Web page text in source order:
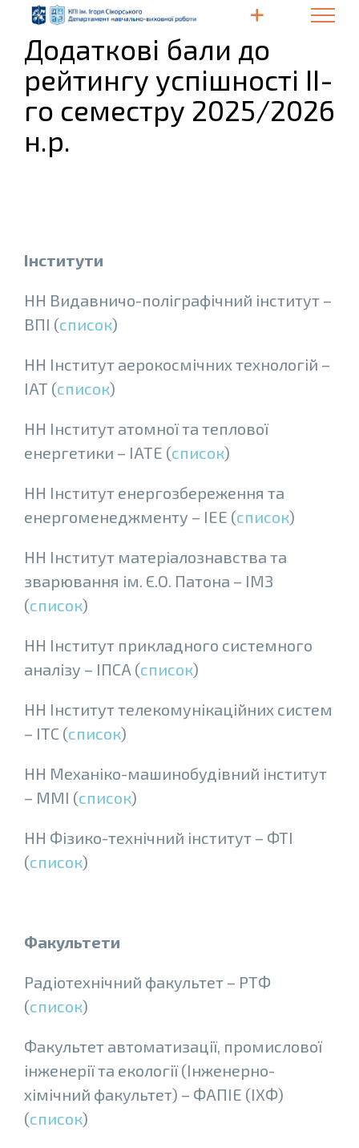
content
Додаткові бали до
рейтингу успішності ІІ-
го семестру 2025/2026
н.р.
Інститути
НН Видавничо-полiграфiчний інститут –
ВПІ (список)
НН Інститут аерокосмічних технологій –
ІАТ (список)
НН Інститут атомної та теплової
енергетики – ІАТЕ (список)
НН Інститут енергозбереження та
енергоменеджменту – ІЕЕ (список)
НН Інститут матеріалознавства та
зварювання ім. Є.О. Патона – ІМЗ
(список)
НН Інститут прикладного системного
аналiзу – ІПСА (список)
НН Iнститут телекомунiкацiйних систем
– ІТС (список)
НН Механiко-машинобудiвний iнститут
– ММІ (список)
НН Фiзико-технiчний iнститут – ФТІ
(список)
Факультети
Радiотехнiчний факультет – РТФ
(список)
Факультет автоматизації, промислової
інженерії та екології (Інженерно-
хiмiчний факультет) – ФАПІЕ (ІХФ)
(список)